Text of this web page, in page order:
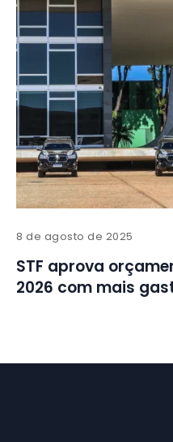
8 de agosto de 2025
STF aprova
2026 com mais